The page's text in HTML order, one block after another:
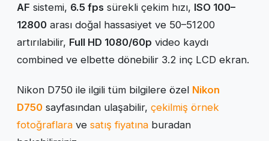
AF sistemi, 6.5 fps sürekli çekim hızı, ISO 100–
12800 arası doğal hassasiyet ve 50–51200
artırılabilir, Full HD 1080/60p video kaydı
combined ve elbette dönebilir 3.2 inç LCD ekran.
Nikon D750 ile ilgili tüm bilgilere özel Nikon
D750 sayfasından ulaşabilir, çekilmiş örnek
fotoğraflara ve satış fiyatına buradan